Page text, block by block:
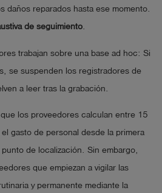
daños reparados hasta ese momento.
de seguimiento.
trabajan sobre una base ad hoc: Si
se suspenden los registradores de
a leer tras la grabación.
los proveedores calculan entre 15
gasto de personal desde la primera
de localización. Sin embargo,
que empiezan a vigilar las
y permanente mediante la